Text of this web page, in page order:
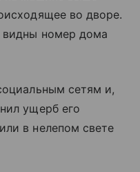
во дворе.
видны номер дома
сетям и,
ущерб его
в нелепом свете